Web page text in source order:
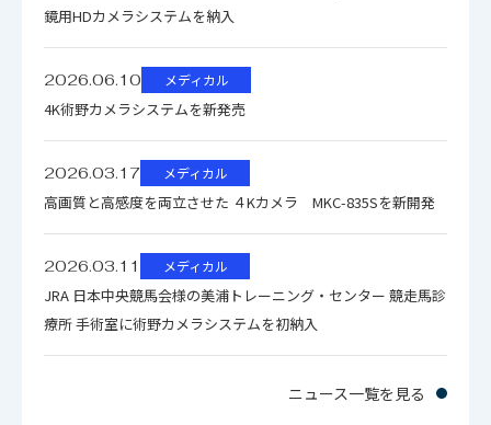
鏡用HDカメラシステムを納入
2026.06.10 メディカル
4K術野カメラシステムを新発売
2026.03.17 メディカル
高画質と高感度を両立させた ４Kカメラ MKC-835Sを新開発
2026.03.11 メディカル
JRA 日本中央競馬会様の美浦トレーニング・センター 競走馬診
療所 手術室に術野カメラシステムを初納入
ニュース一覧を見る